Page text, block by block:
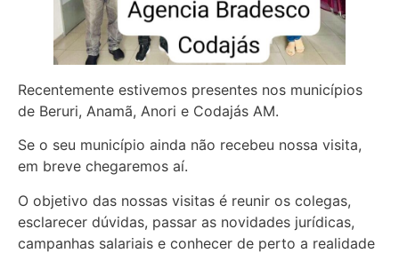
Recentemente estivemos presentes nos municípios
de Beruri, Anamã, Anori e Codajás AM.
Se o seu município ainda não recebeu nossa visita,
em breve chegaremos aí.
O objetivo das nossas visitas é reunir os colegas,
esclarecer dúvidas, passar as novidades jurídicas,
campanhas salariais e conhecer de perto a realidade